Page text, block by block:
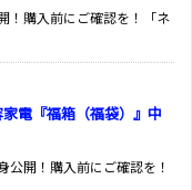
！購入前にご確認を！「ネ
電『福箱（福袋）』中
開！購入前にご確認を！